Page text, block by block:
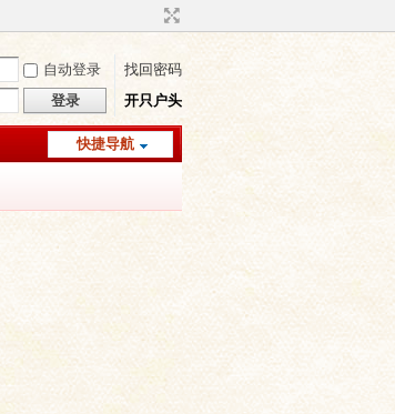
自动登录
找回密码
登录 开只户头
快捷导航